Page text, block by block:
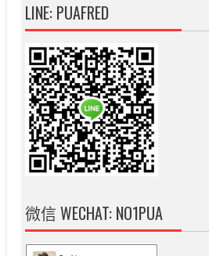
LINE: PUAFRED
微信 WECHAT: NO1PUA